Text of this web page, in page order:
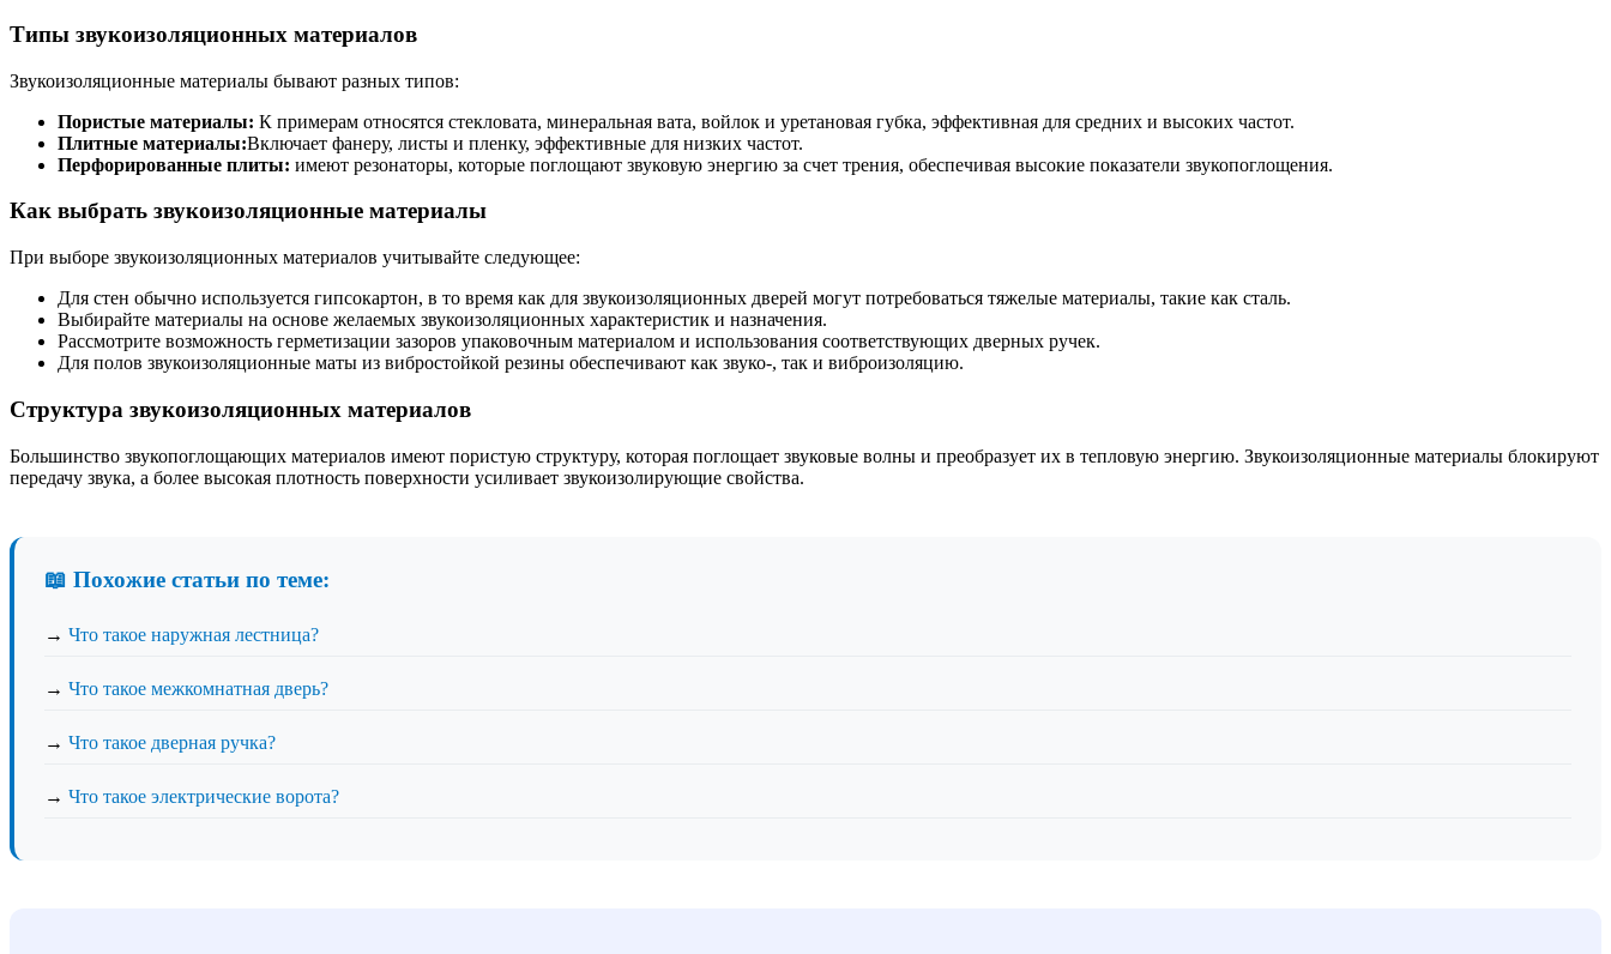
Типы звукоизоляционных материалов
Звукоизоляционные материалы бывают разных типов:
Пористые материалы: К примерам относятся стекловата, минеральная вата, войлок и уретановая губка, эффективная для средних и высоких частот.
Плитные материалы:Включает фанеру, листы и пленку, эффективные для низких частот.
Перфорированные плиты: имеют резонаторы, которые поглощают звуковую энергию за счет трения, обеспечивая высокие показатели звукопоглощения.
Как выбрать звукоизоляционные материалы
При выборе звукоизоляционных материалов учитывайте следующее:
Для стен обычно используется гипсокартон, в то время как для звукоизоляционных дверей могут потребоваться тяжелые материалы, такие как сталь.
Выбирайте материалы на основе желаемых звукоизоляционных характеристик и назначения.
Рассмотрите возможность герметизации зазоров упаковочным материалом и использования соответствующих дверных ручек.
Для полов звукоизоляционные маты из вибростойкой резины обеспечивают как звуко-, так и виброизоляцию.
Структура звукоизоляционных материалов
Большинство звукопоглощающих материалов имеют пористую структуру, которая поглощает звуковые волны и преобразует их в тепловую энергию. Звукоизоляционные материалы блокируют
передачу звука, а более высокая плотность поверхности усиливает звукоизолирующие свойства.
📖 Похожие статьи по теме:
→ Что такое наружная лестница?
→ Что такое межкомнатная дверь?
→ Что такое дверная ручка?
→ Что такое электрические ворота?